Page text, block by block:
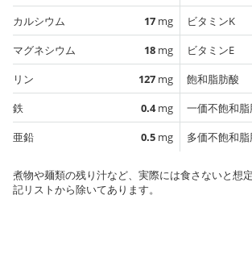
カルシウム
17 mg
マグネシウム
18 mg
リン
127 mg
鉄
0.4mg
亜鉛
0.5 mg
ビタミンK
ビタミンE
飽和脂肪酸
一価不飽和脂
多価不飽和脂
煮物や麺類の残り汁など、実際には食さないと想
記リストから除いてあります。